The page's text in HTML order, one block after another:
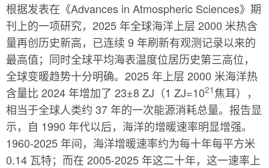
根据发表在《Advances in Atmospheric Sciences》期
刊上的一项研究，2025 年全球海洋上层 2000 米热含
量再创历史新高，已连续 9 年刷新有观测记录以来的
最高值；同时全球平均海表温度位居历史第三高位，
全球变暖趋势十分明确。2025 年上层 2000 米海洋热
含量比 2024 年增加了 23±8 ZJ（1 ZJ=1021焦耳），
相当于全球人类约 37 年的一次能源消耗总量。报告显
示，自 1990 年代以后，海洋的增暖速率明显增强。
1960-2025 年间，海洋增暖速率约为每十年每平方米
0.14 瓦特；而在 2005-2025 年这二十年，这一速率上